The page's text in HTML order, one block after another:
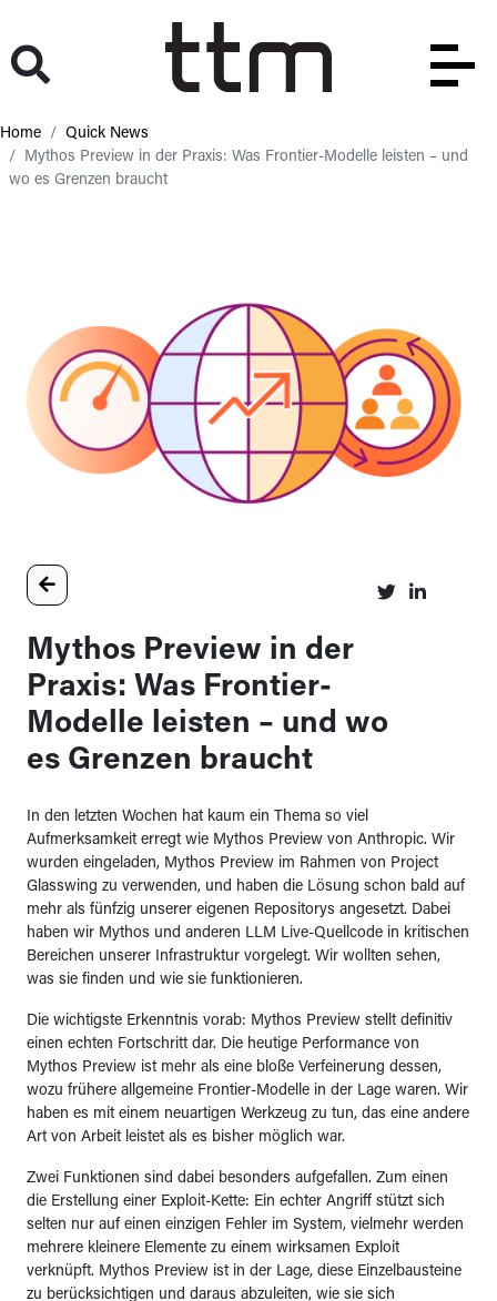
Home
Quick News
Mythos Preview in der Praxis: Was Frontier-Modelle leisten – und
wo es Grenzen braucht
Mythos Preview in der
Praxis: Was Frontier-
Modelle leisten – und wo
es Grenzen braucht
In den letzten Wochen hat kaum ein Thema so viel
Aufmerksamkeit erregt wie Mythos Preview von Anthropic. Wir
wurden eingeladen, Mythos Preview im Rahmen von Project
Glasswing zu verwenden, und haben die Lösung schon bald auf
mehr als fünfzig unserer eigenen Repositorys angesetzt. Dabei
haben wir Mythos und anderen LLM Live-Quellcode in kritischen
Bereichen unserer Infrastruktur vorgelegt. Wir wollten sehen,
was sie finden und wie sie funktionieren.
Die wichtigste Erkenntnis vorab: Mythos Preview stellt definitiv
einen echten Fortschritt dar. Die heutige Performance von
Mythos Preview ist mehr als eine bloße Verfeinerung dessen,
wozu frühere allgemeine Frontier-Modelle in der Lage waren. Wir
haben es mit einem neuartigen Werkzeug zu tun, das eine andere
Art von Arbeit leistet als es bisher möglich war.
Zwei Funktionen sind dabei besonders aufgefallen. Zum einen
die Erstellung einer Exploit-Kette: Ein echter Angriff stützt sich
selten nur auf einen einzigen Fehler im System, vielmehr werden
mehrere kleinere Elemente zu einem wirksamen Exploit
verknüpft. Mythos Preview ist in der Lage, diese Einzelbausteine
zu berücksichtigen und daraus abzuleiten, wie sie sich